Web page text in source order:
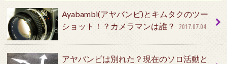
Ayabambi(アヤバンビ)とキムタクのツー
ショット！？カメラマンは誰？
2017.07.04
アヤバンビは別れた？現在のソロ活動と